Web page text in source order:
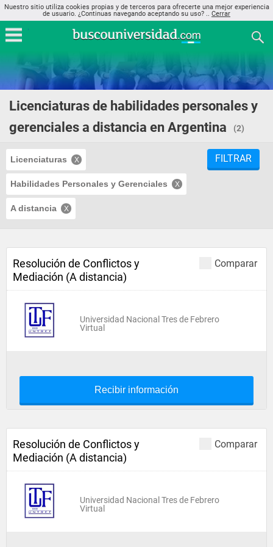
Nuestro sitio utiliza cookies propias y de terceros para ofrecerte una mejor experiencia
de usuario. ¿Continuas navegando aceptando su uso? .. Cerrar
Licenciaturas de habilidades personales y
gerenciales a distancia en Argentina
(2)
Licenciaturas
Habilidades Personales y Gerenciales
A distancia
FILTRAR
Comparar
Resolución de Conflictos y
Mediación (A distancia)
Universidad Nacional Tres de Febrero
Virtual
Recibir información
Comparar
Resolución de Conflictos y
Mediación (A distancia)
Universidad Nacional Tres de Febrero
Virtual